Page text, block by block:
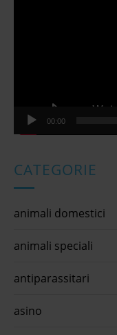
00:00
CATEGORIE
animali domestici
animali speciali
antiparassitari
asino